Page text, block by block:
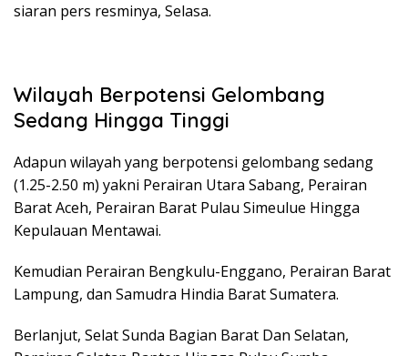
siaran pers resminya, Selasa.
Wilayah Berpotensi Gelombang
Sedang Hingga Tinggi
Adapun wilayah yang berpotensi gelombang sedang
(1.25-2.50 m) yakni Perairan Utara Sabang, Perairan
Barat Aceh, Perairan Barat Pulau Simeulue Hingga
Kepulauan Mentawai.
Kemudian Perairan Bengkulu-Enggano, Perairan Barat
Lampung, dan Samudra Hindia Barat Sumatera.
Berlanjut, Selat Sunda Bagian Barat Dan Selatan,